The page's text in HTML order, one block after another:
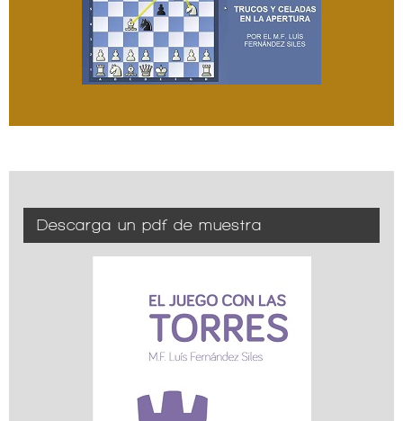
Descarga un pdf de muestra